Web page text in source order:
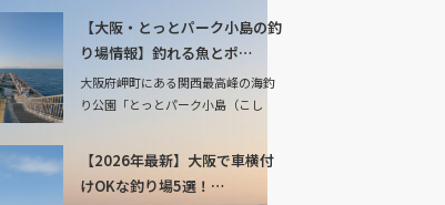
【大阪・とっとパーク小島の釣
り場情報】釣れる魚とポ…
大阪府岬町にある関西最高峰の海釣
り公園「とっとパーク小島（こし
【2026年最新】大阪で車横付
けOKな釣り場5選！…